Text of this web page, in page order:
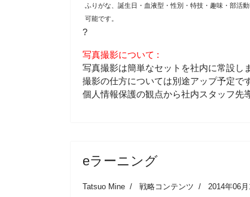
ふりがな、誕生日・血液型・性別・特技・趣味・部活
可能です。
?
写真撮影について :
写真撮影は簡単なセットを社内に常設し
撮影の仕方については別途アップ予定です
個人情報保護の観点から社内スタッフ先
eラーニング
Tatsuo Mine 戦略コンテンツ 2014年06月